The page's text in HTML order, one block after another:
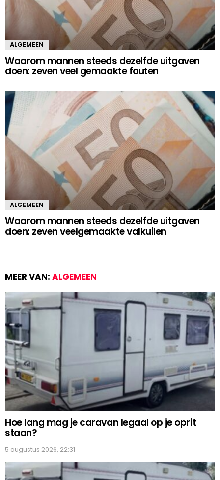
ALGEMEEN
Waarom mannen steeds dezelfde uitgaven
doen: zeven veel gemaakte fouten
ALGEMEEN
Waarom mannen steeds dezelfde uitgaven
doen: zeven veelgemaakte valkuilen
MEER VAN: ALGEMEEN
Hoe lang mag je caravan legaal op je oprit
staan?
5 augustus 2026, 22:31